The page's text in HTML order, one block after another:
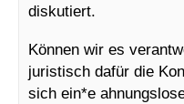
diskutiert.
Können wir es
juristisch dafür die
sich ein*e